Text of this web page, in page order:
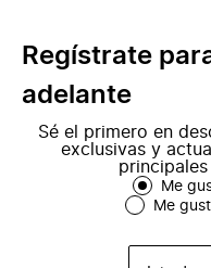
Regístrate
adelante
Sé el primero en
exclusivas y
Me
Me